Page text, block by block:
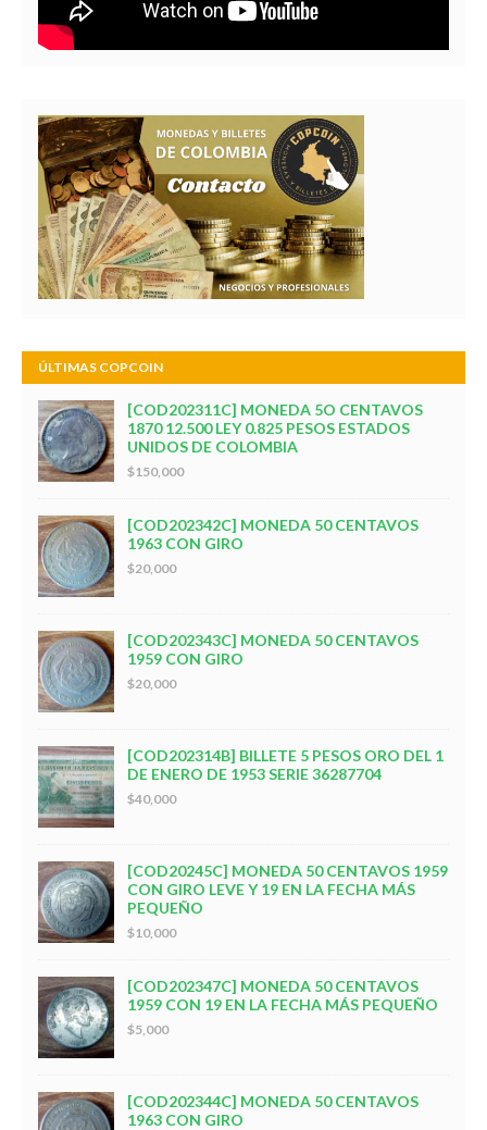
ÚLTIMAS COPCOIN
[COD202311C] MONEDA 5O CENTAVOS
1870 12.500 LEY 0.825 PESOS ESTADOS
UNIDOS DE COLOMBIA
$150,000
[COD202342C] MONEDA 50 CENTAVOS
1963 CON GIRO
$20,000
[COD202343C] MONEDA 50 CENTAVOS
1959 CON GIRO
$20,000
[COD202314B] BILLETE 5 PESOS ORO DEL 1
DE ENERO DE 1953 SERIE 36287704
$40,000
[COD20245C] MONEDA 50 CENTAVOS 1959
CON GIRO LEVE Y 19 EN LA FECHA MÁS
PEQUEÑO
$10,000
[COD202347C] MONEDA 50 CENTAVOS
1959 CON 19 EN LA FECHA MÁS PEQUEÑO
$5,000
[COD202344C] MONEDA 50 CENTAVOS
1963 CON GIRO